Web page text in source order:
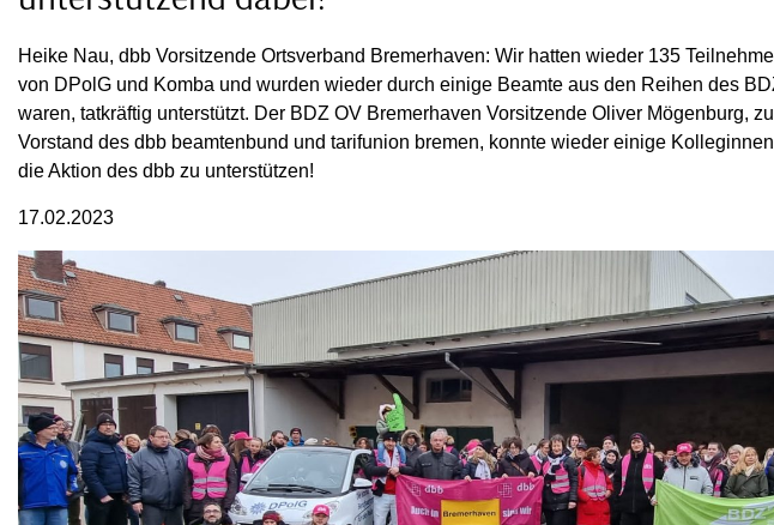
Heike Nau, dbb Vorsitzende Ortsverband Bremerhaven: Wir hatten wieder 135
von DPolG und Komba und wurden wieder durch einige Beamte aus den Reihen des
waren, tatkräftig unterstützt. Der BDZ OV Bremerhaven Vorsitzende Oliver Mögenburg,
Vorstand des dbb beamtenbund und tarifunion bremen, konnte wieder einige
die Aktion des dbb zu unterstützen!
17.02.2023